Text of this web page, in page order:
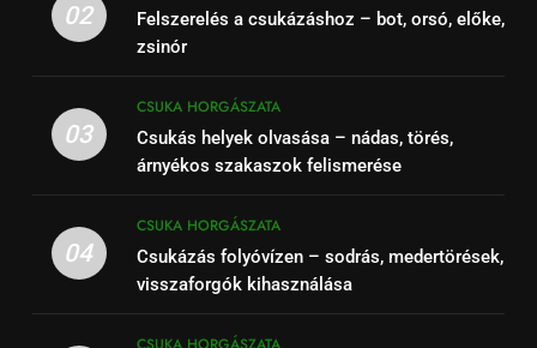
02
Felszerelés a csukázáshoz – bot, orsó, előke,
zsinór
03
CSUKA HORGÁSZATA
Csukás helyek olvasása – nádas, törés,
árnyékos szakaszok felismerése
04
CSUKA HORGÁSZATA
Csukázás folyóvízen – sodrás, medertörések,
visszaforgók kihasználása